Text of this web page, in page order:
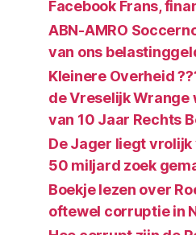
Facebook Frans,
ABN-AMRO
van ons
Kleinere Overheid
de Vreselijk Wrange
van 10 Jaar Rechts
De Jager liegt
50 miljard zoek
Boekje lezen over
oftewel corruptie in